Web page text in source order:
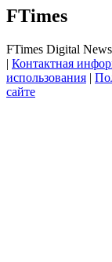
FTimes
FTimes Digital
| Контактная
использования |
сайте